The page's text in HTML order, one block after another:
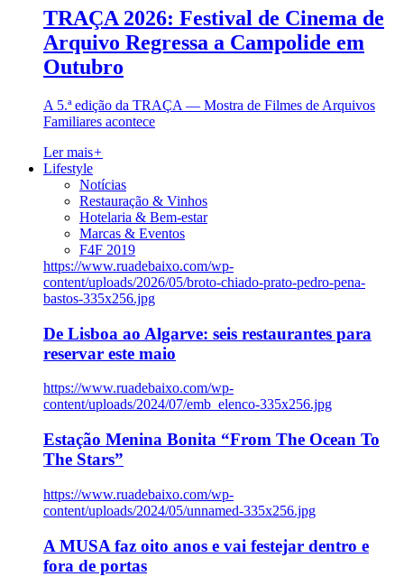
TRAÇA 2026: Festival de Cinema de
Arquivo Regressa a Campolide em
Outubro
A 5.ª edição da TRAÇA — Mostra de Filmes de Arquivos
Familiares acontece
Ler mais+
Lifestyle
Notícias
Restauração & Vinhos
Hotelaria & Bem-estar
Marcas & Eventos
F4F 2019
https://www.ruadebaixo.com/wp-
content/uploads/2026/05/broto-chiado-prato-pedro-pena-
bastos-335x256.jpg
De Lisboa ao Algarve: seis restaurantes para
reservar este maio
https://www.ruadebaixo.com/wp-
content/uploads/2024/07/emb_elenco-335x256.jpg
Estação Menina Bonita “From The Ocean To
The Stars”
https://www.ruadebaixo.com/wp-
content/uploads/2024/05/unnamed-335x256.jpg
A MUSA faz oito anos e vai festejar dentro e
fora de portas